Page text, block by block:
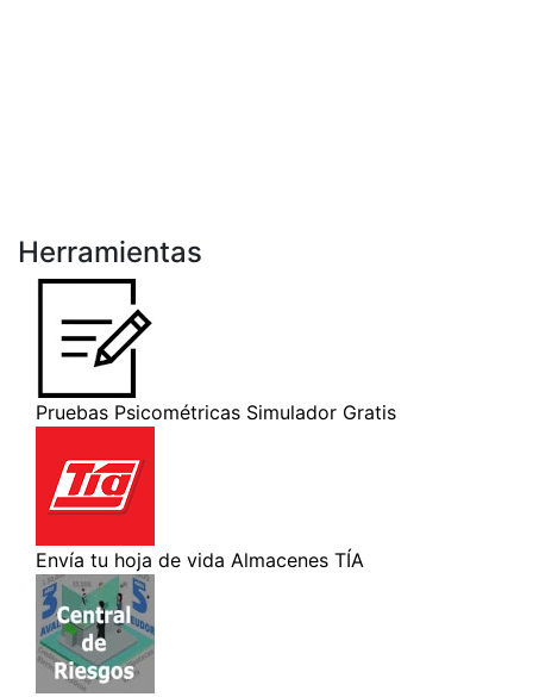
Herramientas